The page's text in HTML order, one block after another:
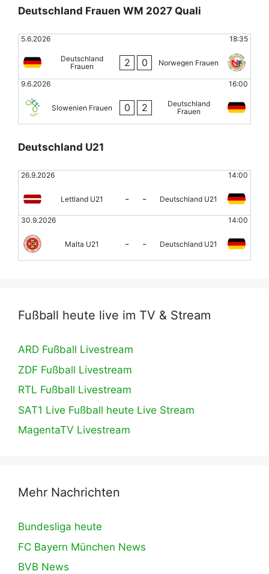
Deutschland Frauen WM 2027 Quali
5.6.2026 18:35
Deutschland
Frauen
2 0 Norwegen Frauen
9.6.2026 16:00
Slowenien Frauen 0 2
Deutschland
Frauen
Deutschland U21
26.9.2026 14:00
Lettland U21 - - Deutschland U21
30.9.2026 14:00
Malta U21 - - Deutschland U21
Fußball heute live im TV & Stream
ARD Fußball Livestream
ZDF Fußball Livestream
RTL Fußball Livestream
SAT1 Live Fußball heute Live Stream
MagentaTV Livestream
Mehr Nachrichten
Bundesliga heute
FC Bayern München News
BVB News